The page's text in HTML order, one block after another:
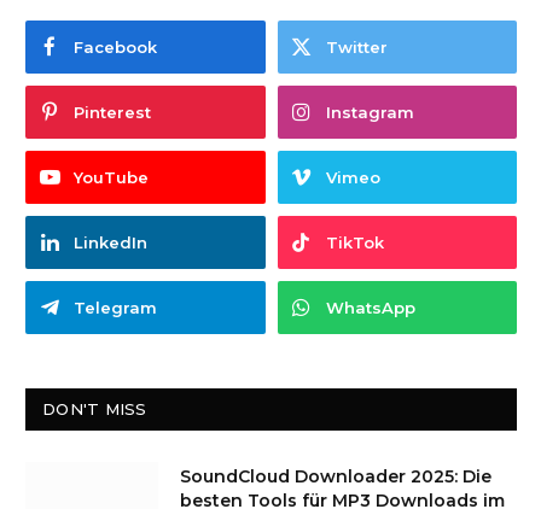
Facebook Twitter
Pinterest Instagram
YouTube Vimeo
LinkedIn TikTok
Telegram WhatsApp
DON'T MISS
SoundCloud Downloader 2025: Die
besten Tools für MP3 Downloads im